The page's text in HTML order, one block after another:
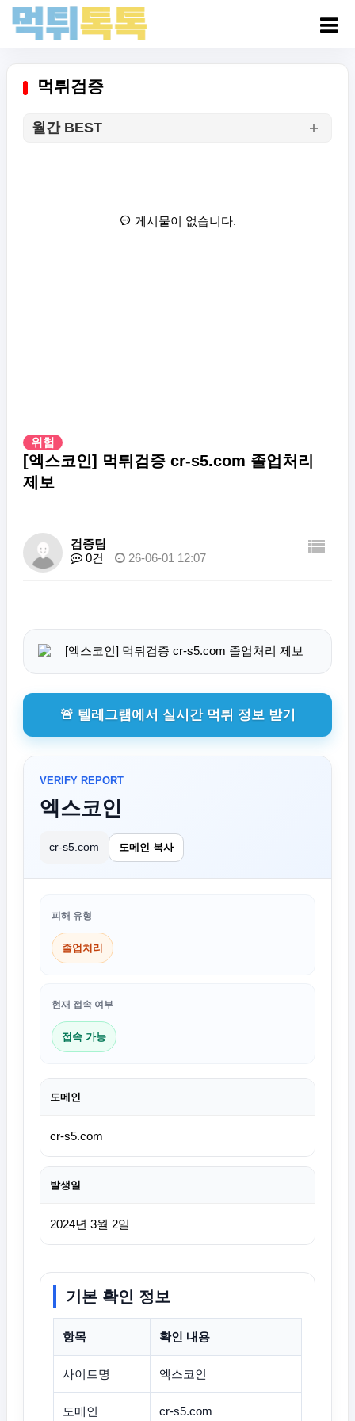
먹튀검증
월간 BEST
게시물이 없습니다.
위험
[엑스코인] 먹튀검증 cr-s5.com 졸업처리
제보
검증팀
0건
26-06-01 12:07
🚨 텔레그램에서 실시간 먹튀 정보 받기
VERIFY REPORT
엑스코인
cr-s5.com 도메인 복사
피해 유형
졸업처리
현재 접속 여부
접속 가능
도메인
cr-s5.com
발생일
2024년 3월 2일
기본 확인 정보
항목 확인 내용
사이트명 엑스코인
도메인 cr-s5.com